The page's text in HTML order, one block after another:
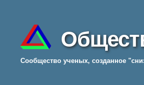
Cообщество ученых, созданное